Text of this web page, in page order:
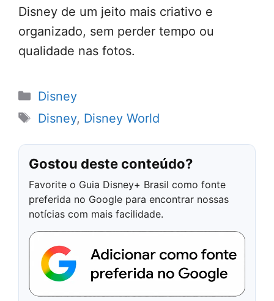
Disney de um jeito mais criativo e
organizado, sem perder tempo ou
qualidade nas fotos.
Categorias
Disney
Tags
Disney, Disney World
Gostou deste conteúdo?
Favorite o Guia Disney+ Brasil como fonte
preferida no Google para encontrar nossas
notícias com mais facilidade.